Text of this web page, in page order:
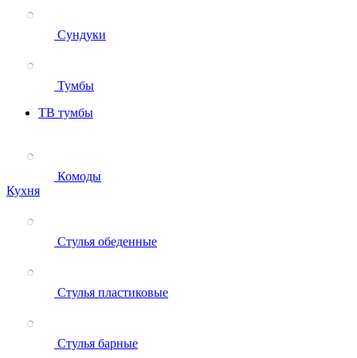
Сундуки
Тумбы
ТВ тумбы
Комоды
Кухня
Стулья обеденные
Стулья пластиковые
Стулья барные